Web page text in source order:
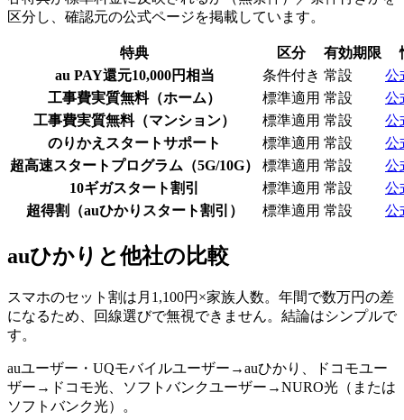
区分し、確認元の公式ページを掲載しています。
特典 区分 有効期限
au PAY還元10,000円相当
条件付き 常設
公
工事費実質無料（ホーム）
標準適用 常設
公
工事費実質無料（マンション）
標準適用 常設
公
のりかえスタートサポート
標準適用 常設
公
超高速スタートプログラム（5G/10G）
標準適用 常設
公
10ギガスタート割引
標準適用 常設
公
超得割（auひかりスタート割引）
標準適用 常設 公
auひかり と他社の比較
スマホのセット割は月1,100円×家族人数。年間で数万円の差
になるため、回線選びで無視できません。結論はシンプルで
す。
auユーザー・UQモバイルユーザー→auひかり、ドコモユー
ザー→ドコモ光、ソフトバンクユーザー→NURO光（または
ソフトバンク光）。